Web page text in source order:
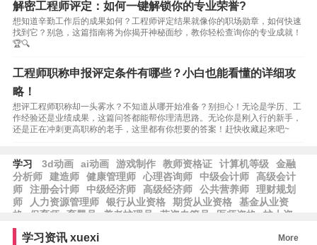
解密工程师评定：如何一键解锁你的专业荣誉?
想知道辛勤工作后的成果如何？工程师评定结果就像你的职场勋章，如何快速
找到它？别急，这篇指南将为你揭开神秘面纱，教你轻松查询你的专业成就！
🏆🔍
工程师职称申报评定条件有哪些？小白也能看懂的详细攻
略！
想评工程师职称却一头雾水？不知道从哪开始准备？别担心！无论是学历、工
作经验还是业绩成果，这篇问答都能帮你理清思路。无论你是刚入行的新手，
还是正在冲刺更高职称的老手，这里都有你想要的答案！赶快收藏起来吧~
学习 3d动画 ai动画 游戏制作 教师资格证 计算机等级
金融
分析师
建造师 健康管理师 心理咨询师 中级会计师
高级会计
师
注册会计师 中级经济师 高级经济师 公共营养师
理财规划
师
人力资源管理师 银行从业资格 期货从业资格
基金从业资
格
保育师 育婴员 养老护理员 劳资专管员 医师资格
护士资
格
学习资讯 xuexi More